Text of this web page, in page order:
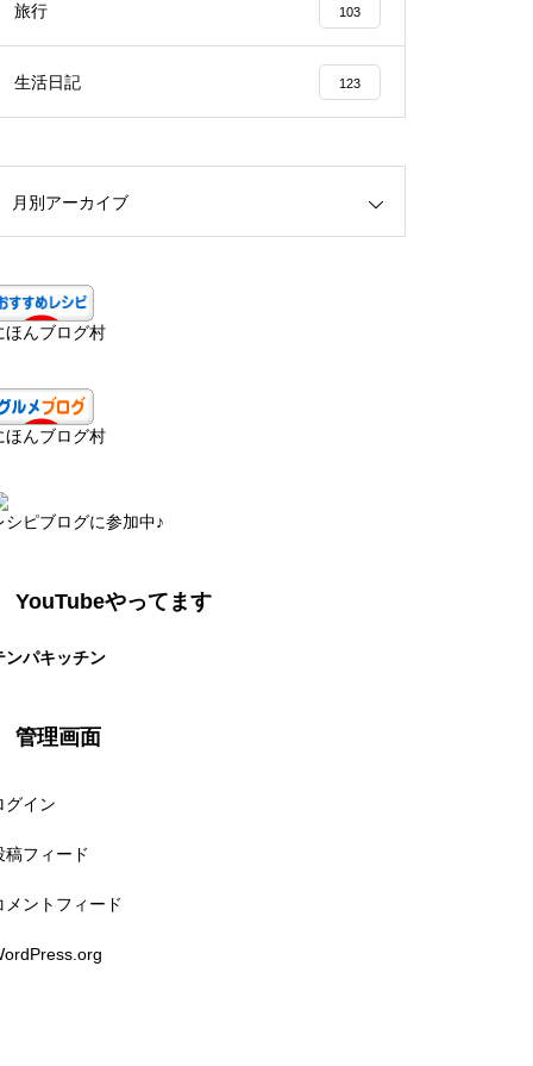
旅行 103
生活日記 123
月別アーカイブ
ほんブログ村
ほんブログ村
シピブログに参加中♪
YouTubeやってます
ンパキッチン
管理画面
グイン
稿フィード
メントフィード